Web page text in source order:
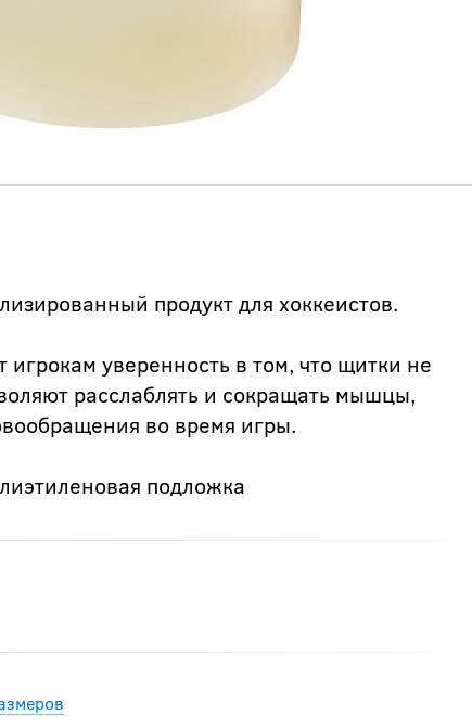
продукт для хоккеистов.
уверенность в том, что щитки не
расслаблять и сокращать мышцы,
во время игры.
подложка